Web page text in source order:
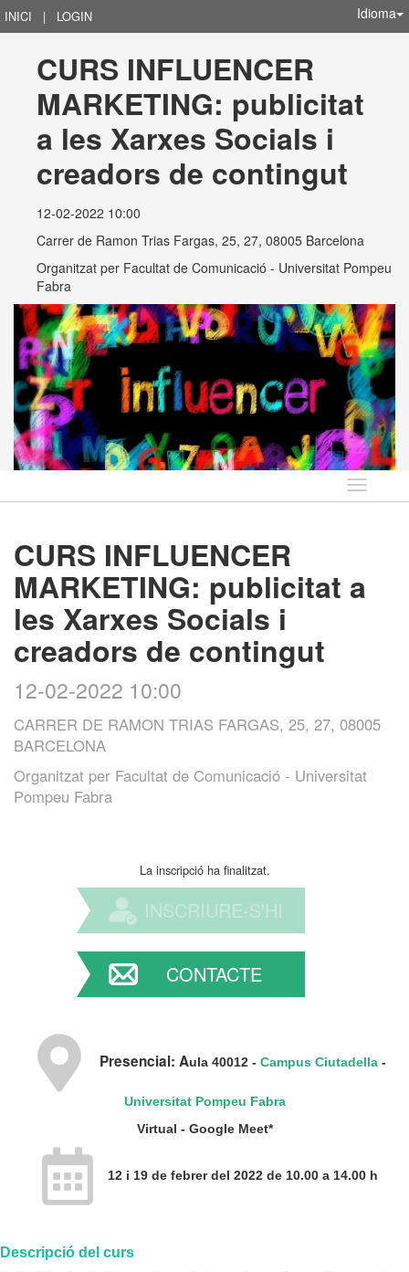
INICI | LOGIN Idioma
CURS INFLUENCER
MARKETING: publicitat
a les Xarxes Socials i
creadors de contingut
12-02-2022 10:00
Carrer de Ramon Trias Fargas, 25, 27, 08005 Barcelona
Organitzat per Facultat de Comunicació - Universitat Pompeu
Fabra
Idioma
CURS INFLUENCER
MARKETING: publicitat a
les Xarxes Socials i
creadors de contingut
12-02-2022 10:00
CARRER DE RAMON TRIAS FARGAS, 25, 27, 08005
BARCELONA
Organitzat per Facultat de Comunicació - Universitat
Pompeu Fabra
La inscripció ha finalitzat.
INSCRIURE-S'HI
CONTACTE
Presencial: Aula 40012 - Campus Ciutadella -
Universitat Pompeu Fabra
Virtual - Google Meet*
12 i 19 de febrer del 2022 de 10.00 a 14.00 h
Descripció del curs